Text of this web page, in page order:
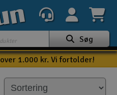
Søg
1.000 kr. Vi fortolder!